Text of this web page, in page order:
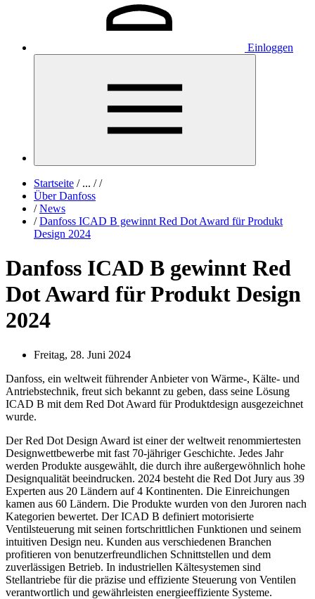
Einloggen
Startseite /... / /
Über Danfoss
/ News
/ Danfoss ICAD B gewinnt Red Dot Award für Produkt
Design 2024
Danfoss ICAD B gewinnt Red
Dot Award für Produkt Design
2024
Freitag, 28. Juni 2024
Danfoss, ein weltweit führender Anbieter von Wärme-, Kälte- und
Antriebstechnik, freut sich bekannt zu geben, dass seine Lösung
ICAD B mit dem Red Dot Award für Produktdesign ausgezeichnet
wurde.
Der Red Dot Design Award ist einer der weltweit renommiertesten
Designwettbewerbe mit fast 70-jähriger Geschichte. Jedes Jahr
werden Produkte ausgewählt, die durch ihre außergewöhnlich hohe
Designqualität beeindrucken. 2024 besteht die Red Dot Jury aus 39
Experten aus 20 Ländern auf 4 Kontinenten. Die Einreichungen
kamen aus 60 Ländern. Die Produkte wurden von den Juroren nach
Kategorien bewertet. Der ICAD B definiert motorisierte
Ventilsteuerung mit seinen fortschrittlichen Funktionen und seinem
intuitiven Design neu. Kunden aus verschiedenen Branchen
profitieren von benutzerfreundlichen Schnittstellen und dem
zuverlässigen Betrieb. In industriellen Kältesystemen sind
Stellantriebe für die präzise und effiziente Steuerung von Ventilen
verantwortlich und gewährleisten energieeffiziente Systeme.